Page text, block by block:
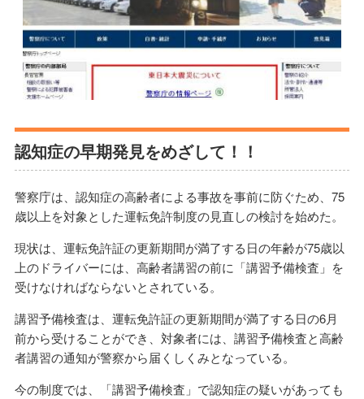
認知症の早期発見をめざして！！
警察庁は、認知症の高齢者による事故を事前に防ぐため、75
歳以上を対象とした運転免許制度の見直しの検討を始めた。
現状は、運転免許証の更新期間が満了する日の年齢が75歳以
上のドライバーには、高齢者講習の前に「講習予備検査」を
受けなければならないとされている。
講習予備検査は、運転免許証の更新期間が満了する日の6月
前から受けることができ、対象者には、講習予備検査と高齢
者講習の通知が警察から届くしくみとなっている。
今の制度では、「講習予備検査」で認知症の疑いがあっても